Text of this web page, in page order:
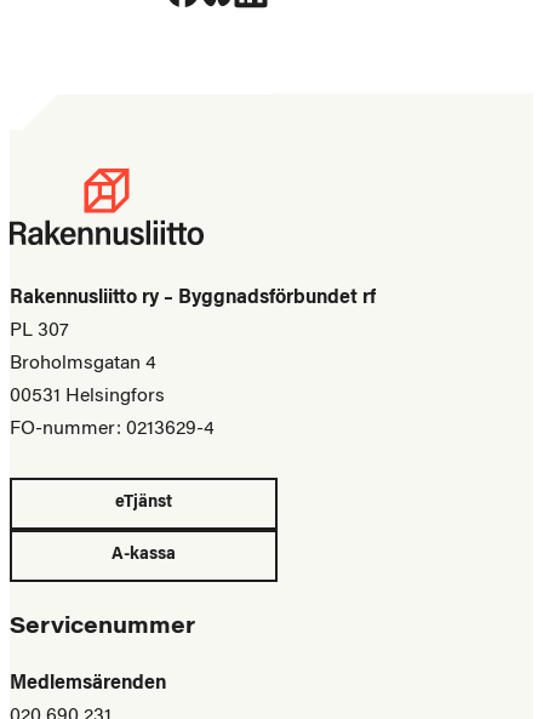
Rakennusliitto ry – Byggnadsförbundet rf
PL 307
Broholmsgatan 4
00531 Helsingfors
FO-nummer: 0213629-4
eTjänst
A-kassa
Servicenummer
Medlemsärenden